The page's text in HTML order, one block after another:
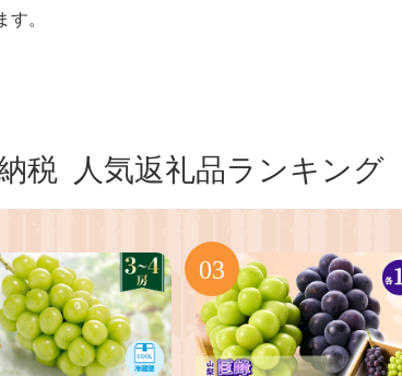
。
税 人気返礼品ランキング